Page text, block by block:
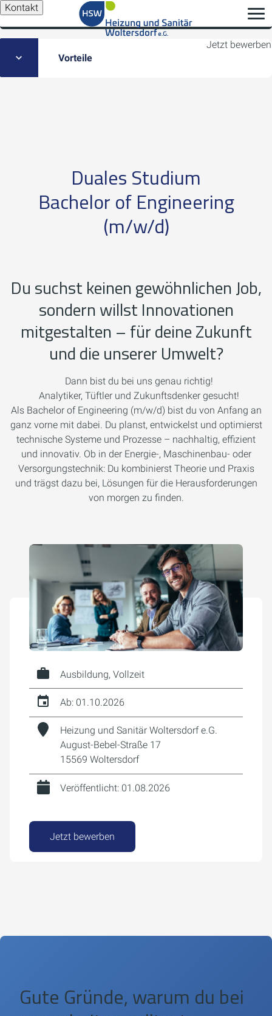
Kontakt
Vorteile
Jetzt bewerben
Duales Studium
Bachelor of Engineering
(m/w/d)
Du suchst keinen gewöhnlichen Job,
sondern willst Innovationen
mitgestalten – für deine Zukunft
und die unserer Umwelt?
Dann bist du bei uns genau richtig!
Analytiker, Tüftler und Zukunftsdenker gesucht!
Als Bachelor of Engineering (m/w/d) bist du von Anfang an
ganz vorne mit dabei. Du planst, entwickelst und optimierst
technische Systeme und Prozesse – nachhaltig, effizient
und innovativ. Ob in der Energie-, Maschinenbau- oder
Versorgungstechnik: Du kombinierst Theorie und Praxis
und trägst dazu bei, Lösungen für die Herausforderungen
von morgen zu finden.
Ausbildung, Vollzeit
Ab: 01.10.2026
Heizung und Sanitär Woltersdorf e.G.
August-Bebel-Straße 17
15569 Woltersdorf
Veröffentlicht: 01.08.2026
Jetzt bewerben
Gute Gründe, warum du bei